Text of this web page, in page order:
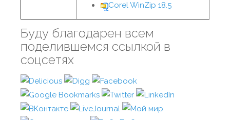
Corel WinZip 18.5
Буду благодарен всем
поделившемся ссылкой в
соцсетях